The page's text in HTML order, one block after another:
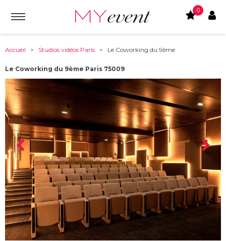
0
Accueil > Studios vidéos Paris > Le Coworking du 9ème
Le Coworking du 9ème Paris 75009
75009-Paris À partir de :
1560 €H.T